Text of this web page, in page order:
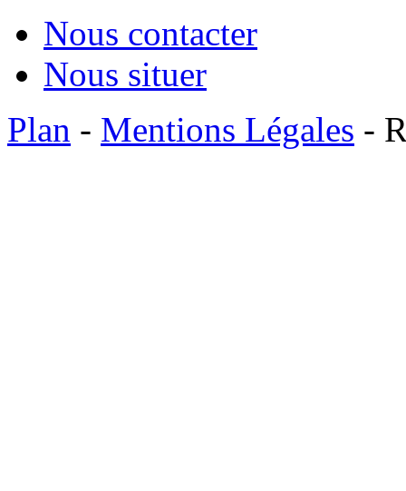
Nous contacter
Nous situer
Plan - Mentions Légales -